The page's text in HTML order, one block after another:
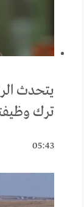
ترك
05:43